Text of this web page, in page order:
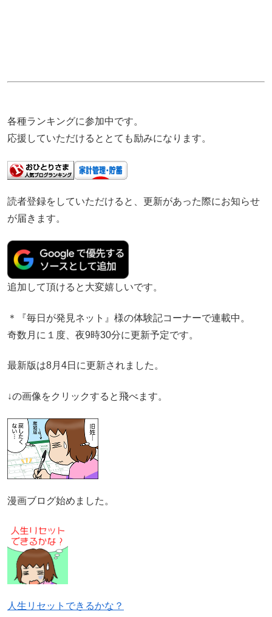
各種ランキングに参加中です。
応援していただけるととても励みになります。
読者登録をしていただけると、更新があった際にお知らせ
が届きます。
追加して頂けると大変嬉しいです。
＊『毎日が発見ネット』様の体験記コーナーで連載中。
奇数月に１度、夜9時30分に更新予定です。
最新版は8月4日に更新されました。
↓の画像をクリックすると飛べます。
漫画ブログ始めました。
人生リセットできるかな？